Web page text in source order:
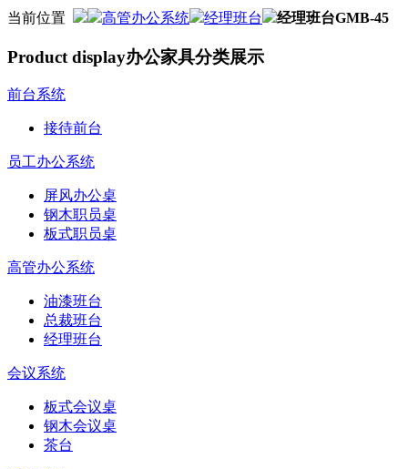
当前位置 高管办公系统 经理班台 经理班台GMB-45
Product display办公家具分类展示
前台系统
接待前台
员工办公系统
屏风办公桌
钢木职员桌
板式职员桌
高管办公系统
油漆班台
总裁班台
经理班台
会议系统
板式会议桌
钢木会议桌
茶台